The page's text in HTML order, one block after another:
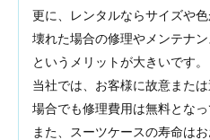
更に、レンタルならサイズや
壊れた場合の修理やメンテナ
というメリットが大きいです。
当社では、お客様に故意また
場合でも修理費用は無料となっ
また、スーツケースの寿命は